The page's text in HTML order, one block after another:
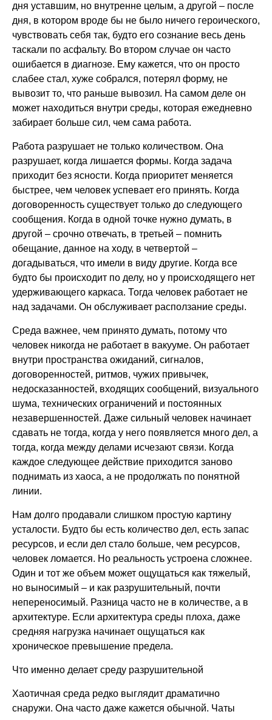
дня уставшим, но внутренне целым, а другой – после
дня, в котором вроде бы не было ничего героического,
чувствовать себя так, будто его сознание весь день
таскали по асфальту. Во втором случае он часто
ошибается в диагнозе. Ему кажется, что он просто
слабее стал, хуже собрался, потерял форму, не
вывозит то, что раньше вывозил. На самом деле он
может находиться внутри среды, которая ежедневно
забирает больше сил, чем сама работа.
Работа разрушает не только количеством. Она
разрушает, когда лишается формы. Когда задача
приходит без ясности. Когда приоритет меняется
быстрее, чем человек успевает его принять. Когда
договоренность существует только до следующего
сообщения. Когда в одной точке нужно думать, в
другой – срочно отвечать, в третьей – помнить
обещание, данное на ходу, в четвертой –
догадываться, что имели в виду другие. Когда все
будто бы происходит по делу, но у происходящего нет
удерживающего каркаса. Тогда человек работает не
над задачами. Он обслуживает расползание среды.
Среда важнее, чем принято думать, потому что
человек никогда не работает в вакууме. Он работает
внутри пространства ожиданий, сигналов,
договоренностей, ритмов, чужих привычек,
недосказанностей, входящих сообщений, визуального
шума, технических ограничений и постоянных
незавершенностей. Даже сильный человек начинает
сдавать не тогда, когда у него появляется много дел, а
тогда, когда между делами исчезают связи. Когда
каждое следующее действие приходится заново
поднимать из хаоса, а не продолжать по понятной
линии.
Нам долго продавали слишком простую картину
усталости. Будто бы есть количество дел, есть запас
ресурсов, и если дел стало больше, чем ресурсов,
человек ломается. Но реальность устроена сложнее.
Один и тот же объем может ощущаться как тяжелый,
но выносимый – и как разрушительный, почти
непереносимый. Разница часто не в количестве, а в
архитектуре. Если архитектура среды плоха, даже
средняя нагрузка начинает ощущаться как
хроническое превышение предела.
Что именно делает среду разрушительной
Хаотичная среда редко выглядит драматично
снаружи. Она часто даже кажется обычной. Чаты